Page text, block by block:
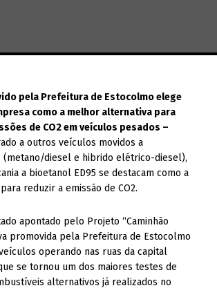
pela Prefeitura de Estocolmo elege
como a melhor alternativa para
de CO2 em veículos pesados –
a outros veículos movidos a
(metano/diesel e hibrido elétrico-diesel),
a bioetanol ED95 se destacam como a
reduzir a emissão de CO2.
apontado pelo Projeto “Caminhão
promovida pela Prefeitura de Estocolmo
operando nas ruas da capital
se tornou um dos maiores testes de
alternativos já realizados no